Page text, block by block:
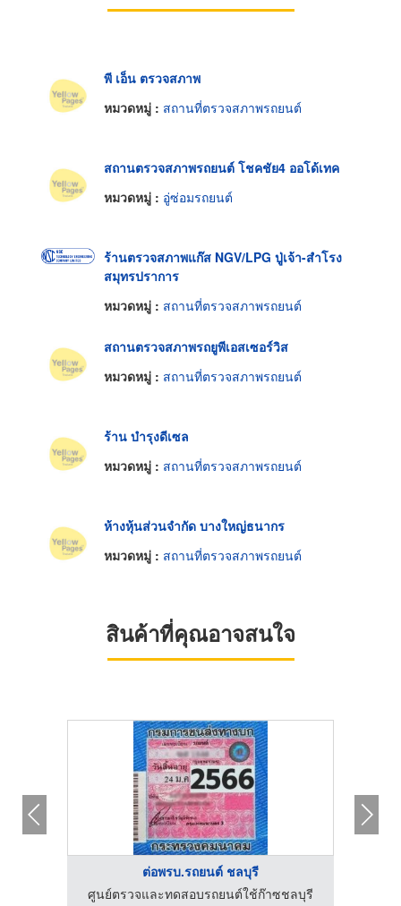
พี เอ็น ตรวจสภาพ
หมวดหมู่ : สถานที่ตรวจสภาพรถยนต์
สถานตรวจสภาพรถยนต์ โชคชัย4 ออโด้เทค
หมวดหมู่ : อู่ซ่อมรถยนต์
ร้านตรวจสภาพแก๊ส NGV/LPG ปู่เจ้า-สำโรง
สมุทรปราการ
หมวดหมู่ : สถานที่ตรวจสภาพรถยนต์
สถานตรวจสภาพรถยูพีเอสเซอร์วิส
หมวดหมู่ : สถานที่ตรวจสภาพรถยนต์
ร้าน บำรุงดีเซล
หมวดหมู่ : สถานที่ตรวจสภาพรถยนต์
ห้างหุ้นส่วนจำกัด บางใหญ่ธนากร
หมวดหมู่ : สถานที่ตรวจสภาพรถยนต์
สินค้าที่คุณอาจสนใจ
ต่อพรบ.รถยนต์ ชลบุรี
ศูนย์ตรวจและทดสอบรถยนต์ใช้ก๊าซชลบุรี